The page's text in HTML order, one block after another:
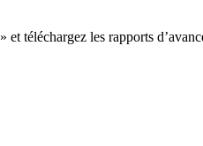
» et téléchargez les rapports